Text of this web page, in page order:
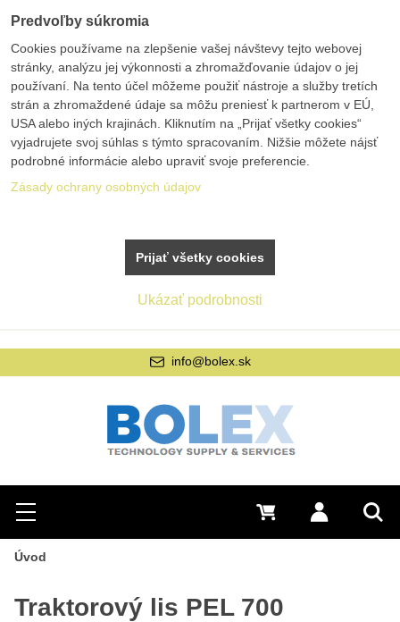
Hľadať
Menu Prihlásiť sa
0 €
info@bolex.sk
Úvod
Traktorový lis PEL 700
Predvoľby súkromia
Cookies používame na zlepšenie vašej návštevy tejto webovej
stránky, analýzu jej výkonnosti a zhromažďovanie údajov o jej
používaní. Na tento účel môžeme použiť nástroje a služby tretích
strán a zhromaždené údaje sa môžu preniesť k partnerom v EÚ,
USA alebo iných krajinách. Kliknutím na „Prijať všetky cookies“
vyjadrujete svoj súhlas s týmto spracovaním. Nižšie môžete nájsť
podrobné informácie alebo upraviť svoje preferencie.
Zásady ochrany osobných údajov
Ukázať podrobnosti
Prijať všetky cookies